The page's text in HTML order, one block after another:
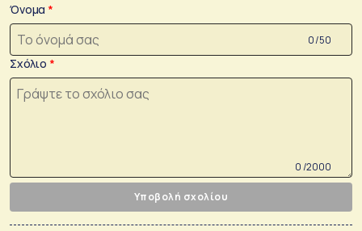
Όνομα
0 /50
Σχόλιο
0 /2000
Υποβολή σχολίου